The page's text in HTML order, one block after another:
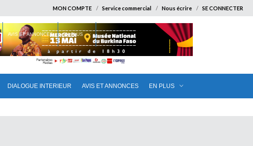
MON COMPTE Service commercial Nous écrire SE CONNECTER
DIALOGUE INTERIEUR AVIS ET ANNONCES EN PLUS
AVIS ET ANNONCES EN PLUS